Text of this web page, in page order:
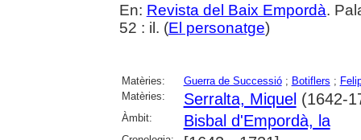
En: Revista del Baix Empordà.
52 : il. (El personatge)
Matèries: Guerra de Successió; Botiflers ;
Matèries:
Serralta, Miquel(1642-
Àmbit: Bisbal d'Empordà, la